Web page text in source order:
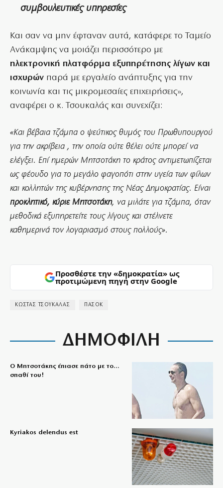
συμβουλευτικές υπηρεσίες
Και σαν να μην έφταναν αυτά, κατάφερε το Ταμείο
Ανάκαμψης να μοιάζει περισσότερο με
ηλεκτρονική πλατφόρμα εξυπηρέτησης λίγων και
ισχυρών παρά με εργαλείο ανάπτυξης για την
κοινωνία και τις μικρομεσαίες επιχειρήσεις»,
αναφέρει ο κ. Τσουκαλάς και συνεχίζει:
«Και βέβαια τζάμπα ο ψεύτικος θυμός του Πρωθυπουργού
για την ακρίβεια , την οποία ούτε θέλει ούτε μπορεί να
ελέγξει. Επί ημερών Μητσοτάκη το κράτος αντιμετωπίζεται
ως φέουδο για το μεγάλο φαγοπότι στην υγεία των φίλων
και κολλητών της κυβέρνησης της Νέας Δημοκρατίας. Είναι
προκλητικό, κύριε Μητσοτάκη, να μιλάτε για τζάμπα, όταν
μεθοδικά εξυπηρετείτε τους λίγους και στέλνετε
καθημερινά τον λογαριασμό στους πολλούς».
Προσθέστε την «δημοκρατία» ως
προτιμώμενη πηγή στην Google
ΚΩΣΤΑΣ ΤΣΟΥΚΑΛΑΣ ΠΑΣΟΚ
ΔΗΜΟΦΙΛΗ
Ο Μητσοτάκης έπιασε πάτο με το…
σπαθί του!
Kyriakos delendus est